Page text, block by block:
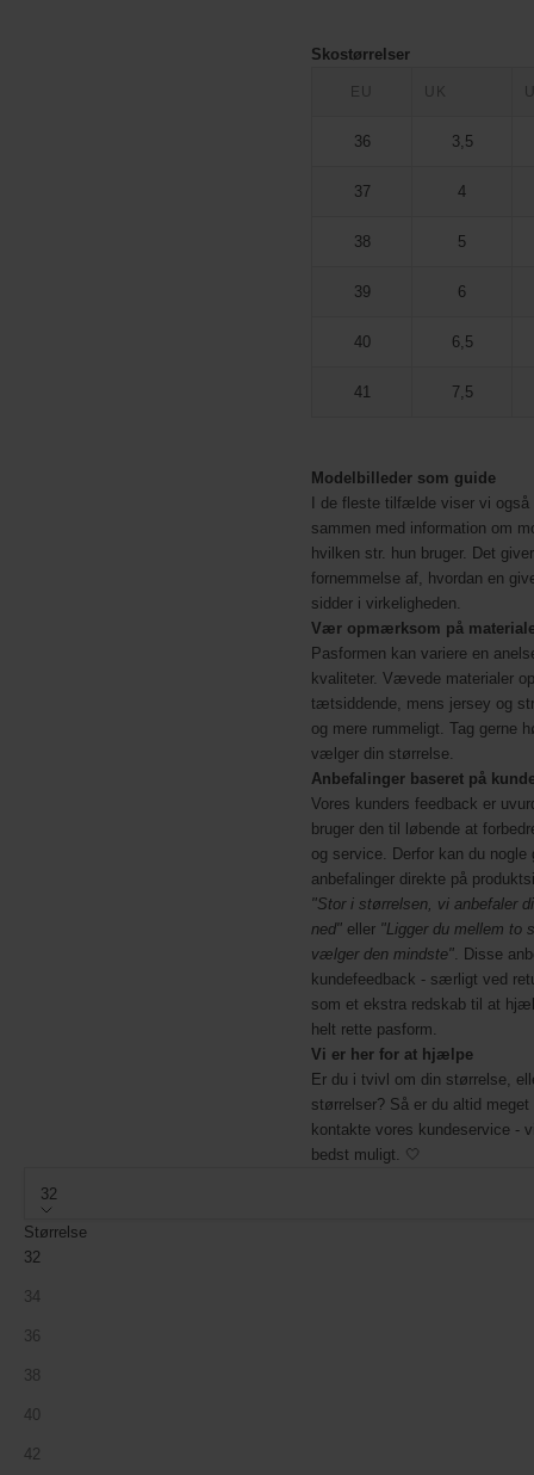
Skostørrelser
EU UK
36 3,5
37 4
38 5
39 6
40 6,5
41 7,5
Modelbilleder som guide
I de fleste tilfælde viser vi også
sammen med information om
hvilken str. hun bruger. Det
fornemmelse af, hvordan en
sidder i virkeligheden.
Vær opmærksom på
Pasformen kan variere en
kvaliteter. Vævede materialer
tætsiddende, mens jersey og
og mere rummeligt. Tag gerne
vælger din størrelse.
Anbefalinger baseret på
Vores kunders feedback er
bruger den til løbende at
og service. Derfor kan du nogle
anbefalinger direkte på
"Stor i størrelsen, vi anbefaler
ned" eller "Ligger du mellem to
vælger den mindste". Disse
kundefeedback - særligt ved
som et ekstra redskab til at
helt rette pasform.
Vi er her for at hjælpe
Er du i tvivl om din størrelse,
størrelser? Så er du altid
kontakte vores kundeservice -
bedst muligt. 🤍
32
Størrelse
32
34
36
38
40
42